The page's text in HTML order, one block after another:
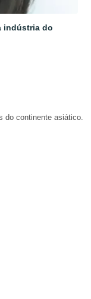
indústria do
do continente asiático.